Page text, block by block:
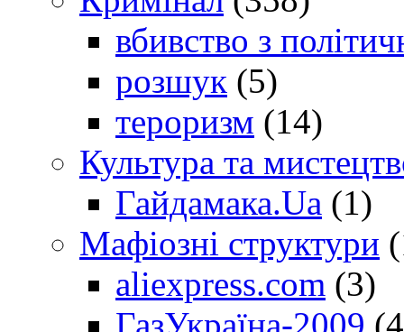
вбивство з
розшук (5)
тероризм (14)
Культура та
Гайдамака.Ua (1)
Мафіозні структури
aliexpress.com (3)
ГазУкраїна-2009